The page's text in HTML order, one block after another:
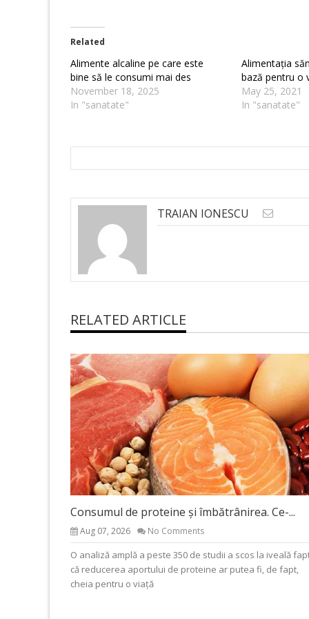
Related
Alimente alcaline pe care este
bine să le consumi mai des
November 18, 2025
In "sanatate"
Alimentația
bază pentru o
May 25, 2021
In "sanatate"
TRAIAN IONESCU
RELATED ARTICLE
Consumul de proteine și îmbătrânirea. Ce-...
Aug 07, 2026 No Comments
O analiză amplă a peste 350 de studii a scos la iveală
că reducerea aportului de proteine ar putea fi, de fapt,
cheia pentru o viață